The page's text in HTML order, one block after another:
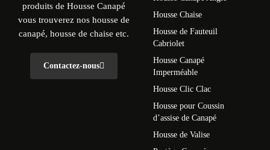
produits de Housse Canapé
vous trouverez nos housse de
canapé, housse de chaise etc.
Contactez-nous
Housse Chaise
Housse de Fauteuil
Cabriolet
Housse Canapé
Imperméable
Housse Clic Clac
Housse pour Coussin
d’assise de Canapé
Housse de Valise